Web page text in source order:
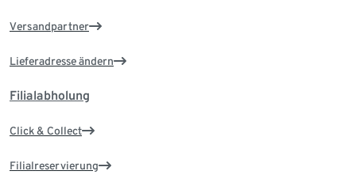
Versandpartner
Lieferadresse ändern
Filialabholung
Click & Collect
Filialreservierung